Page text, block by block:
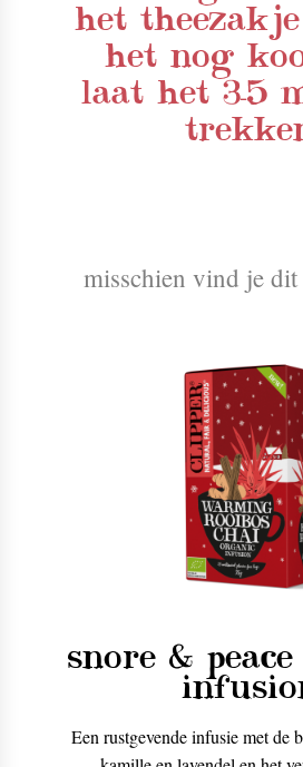
het
het nog
laat het 3-5
misschien vind je
snore &
Een rustgevende infusie met de